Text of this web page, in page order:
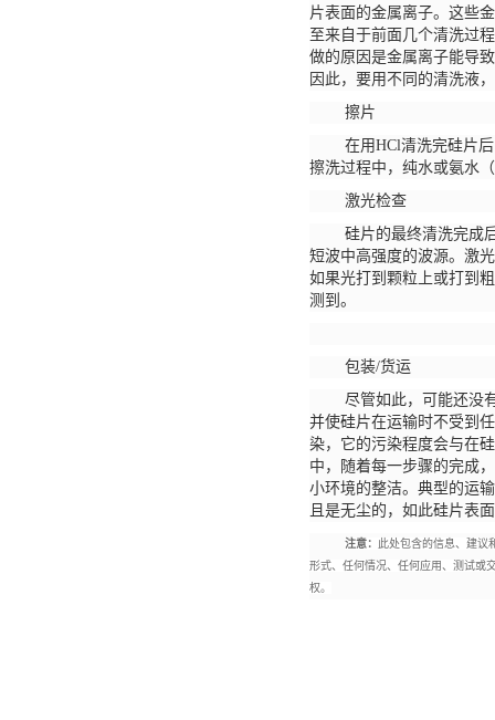
片表面的金属离子。这些
至来自于前面几个清洗过
做的原因是金属离子能导
因此，要用不同的清洗液
擦片
在用HCl清洗完硅片
擦洗过程中，纯水或氨水
激光检查
硅片的最终清洗完成
短波中高强度的波源。激
如果光打到颗粒上或打到
测到。
包装/货运
尽管如此，可能还没
并使硅片在运输时不受到
染，它的污染程度会与在
中，随着每一步骤的完成
小环境的整洁。典型的运
且是无尘的，如此硅片表
注意： 此处包含的信息、建议
形式、任何情况、任何应用、测试或
权。